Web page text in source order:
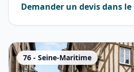
Demander un devis dans le
76 - Seine-Maritime